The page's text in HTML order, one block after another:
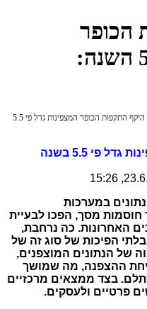
הכופר
המצפינות גדל פי 5.5 השנה:
>> דו"ח: היקף התקפות הכופר המצפינות גדל פי 5.5
דו"ח: היקף התקפות הכופר המצפינות גדל פי 5.5 בשנה
במערכות
מסך, הפכו לבעיית
האחרונות. כה נרחבת,
הפיכות של סוג זה של
של הנתונים המוצפנים,
ההצפנה, מה שמושך
בצד ממצאים מרכזיים
פרטיים ולעסקים.